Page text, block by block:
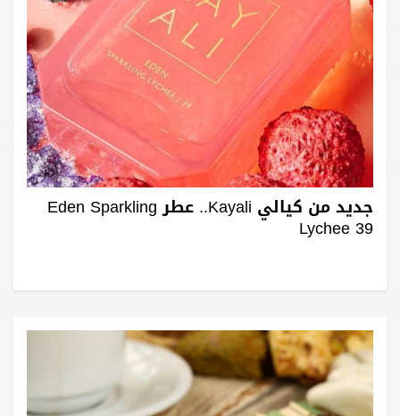
جديد من كيالي Kayali.. عطر Eden Sparkling
Lychee 39